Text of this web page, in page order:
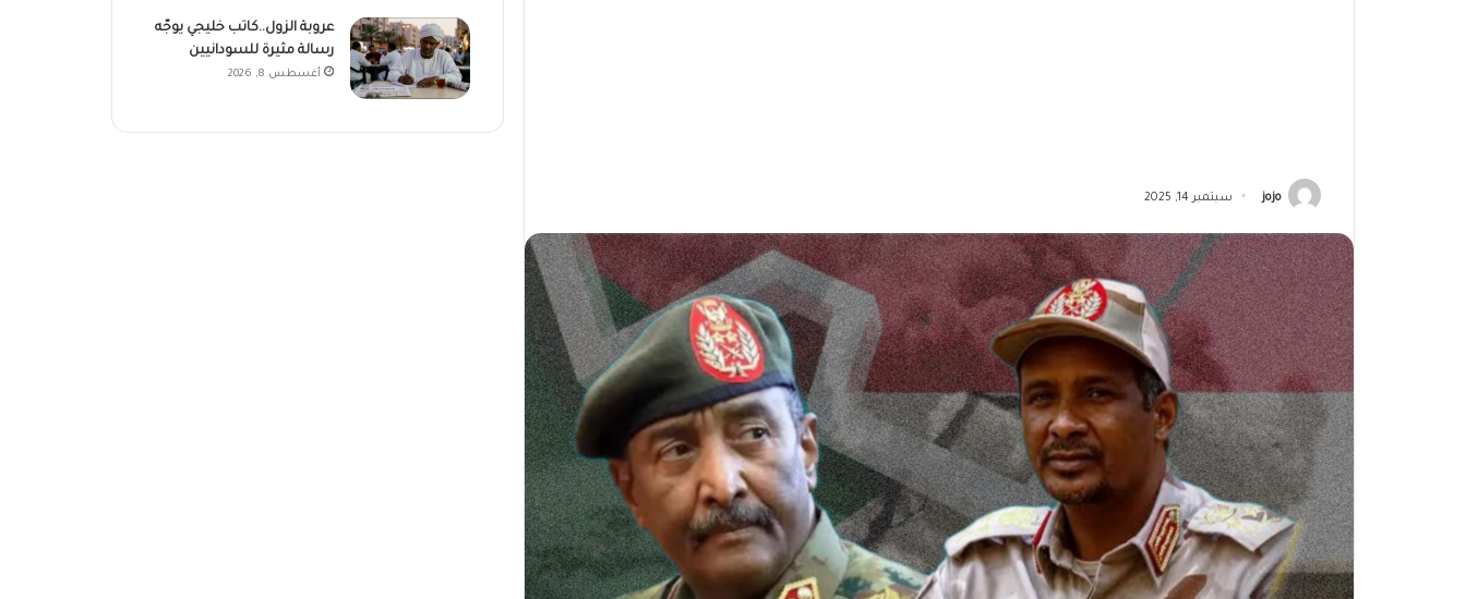
jojo سبتمبر 14, 2025
عروبة الزول..كاتب خليجي يوجّه
رسالة مثيرة للسودانيين
أغسطس 8, 2026